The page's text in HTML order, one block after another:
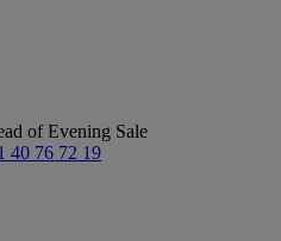
of Evening Sale
40 76 72 19